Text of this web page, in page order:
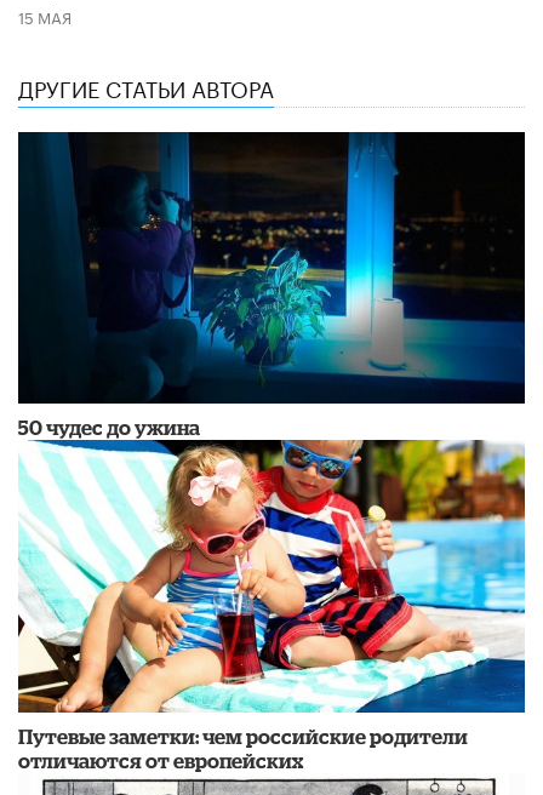
15 МАЯ
ДРУГИЕ СТАТЬИ АВТОРА
50 чудес до ужина
Путевые заметки: чем российские родители
отличаются от европейских